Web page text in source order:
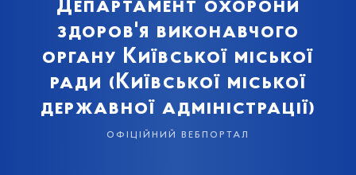
Департамент охорони
здоров'я виконавчого
органу Київської міської
ради (Київської міської
державної адміністрації)
офіційний вебпортал